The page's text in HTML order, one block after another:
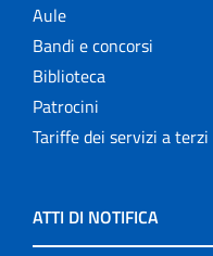
Aule
Bandi e concorsi
Biblioteca
Patrocini
Tariffe dei servizi a terzi
ATTI DI NOTIFICA